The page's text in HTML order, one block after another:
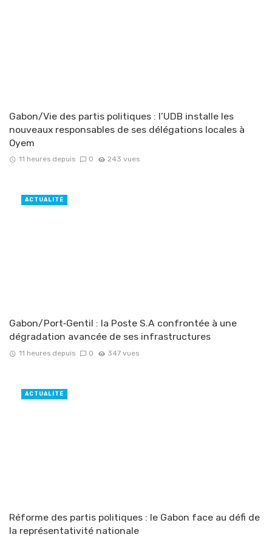
Gabon/Vie des partis politiques : l’UDB installe les
nouveaux responsables de ses délégations locales à
Oyem
11 heures depuis 0 243 vues
Gabon/Port‑Gentil : la Poste S.A confrontée à une
dégradation avancée de ses infrastructures
11 heures depuis 0 347 vues
ACTUALITÉ
Réforme des partis politiques : le Gabon face au défi de
la représentativité nationale
ACTUALITÉ